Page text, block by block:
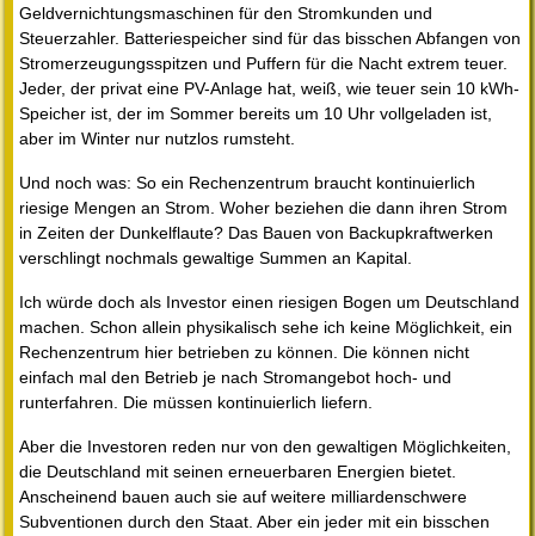
Geldvernichtungsmaschinen für den Stromkunden und
Steuerzahler. Batteriespeicher sind für das bisschen Abfangen von
Stromerzeugungsspitzen und Puffern für die Nacht extrem teuer.
Jeder, der privat eine PV-Anlage hat, weiß, wie teuer sein 10 kWh-
Speicher ist, der im Sommer bereits um 10 Uhr vollgeladen ist,
aber im Winter nur nutzlos rumsteht.
Und noch was: So ein Rechenzentrum braucht kontinuierlich
riesige Mengen an Strom. Woher beziehen die dann ihren Strom
in Zeiten der Dunkelflaute? Das Bauen von Backupkraftwerken
verschlingt nochmals gewaltige Summen an Kapital.
Ich würde doch als Investor einen riesigen Bogen um Deutschland
machen. Schon allein physikalisch sehe ich keine Möglichkeit, ein
Rechenzentrum hier betrieben zu können. Die können nicht
einfach mal den Betrieb je nach Stromangebot hoch- und
runterfahren. Die müssen kontinuierlich liefern.
Aber die Investoren reden nur von den gewaltigen Möglichkeiten,
die Deutschland mit seinen erneuerbaren Energien bietet.
Anscheinend bauen auch sie auf weitere milliardenschwere
Subventionen durch den Staat. Aber ein jeder mit ein bisschen